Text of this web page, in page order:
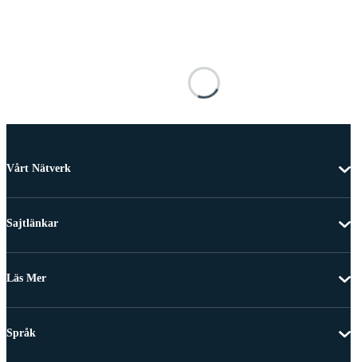
Vårt Nätverk
Sajtlänkar
Läs Mer
Språk